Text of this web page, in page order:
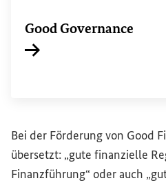
Good Governance
Bei der Förderung von Good
übersetzt: „gute finanzielle
Finanzführung“ oder auch